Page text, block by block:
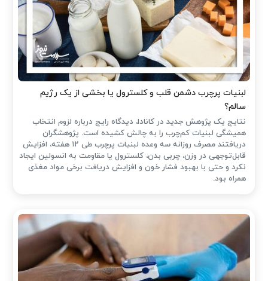
لبنیات پرچرب دشمن قلب و کلسترول یا بخشی از یک رژیم
سالم؟
نتایج یک پژوهش جدید در کانادا، دیدگاه رایج درباره لزوم انتخاب
همیشگی لبنیات کم‌چرب را به چالش کشیده است. پژوهشگران
دریافتند مصرف روزانه سه وعده لبنیات پرچرب طی ۱۲ هفته، افزایش
قابل‌توجهی در وزن، چربی بدن، کلسترول یا مقاومت به انسولین ایجاد
نکرد و حتی با بهبود فشار خون و افزایش دریافت برخی مواد مغذی
همراه بود.